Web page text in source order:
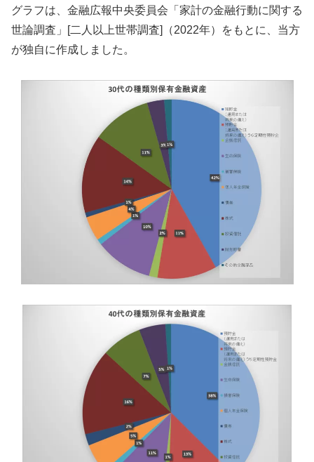
グラフは、金融広報中央委員会「家計の金融行動に関する
世論調査」[二人以上世帯調査]（2022年）をもとに、当方
が独自に作成しました。